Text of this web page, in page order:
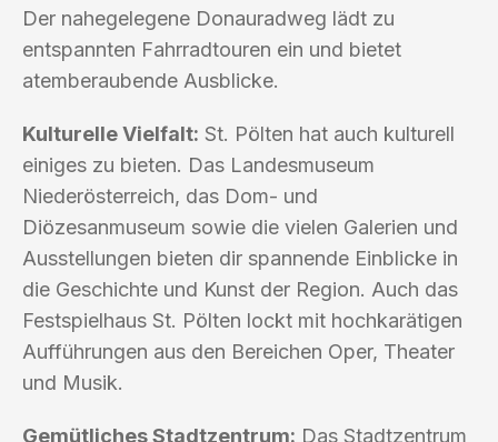
Der nahegelegene Donauradweg lädt zu
entspannten Fahrradtouren ein und bietet
atemberaubende Ausblicke.
Kulturelle Vielfalt: St. Pölten hat auch kulturell
einiges zu bieten. Das Landesmuseum
Niederösterreich, das Dom- und
Diözesanmuseum sowie die vielen Galerien und
Ausstellungen bieten dir spannende Einblicke in
die Geschichte und Kunst der Region. Auch das
Festspielhaus St. Pölten lockt mit hochkarätigen
Aufführungen aus den Bereichen Oper, Theater
und Musik.
Gemütliches Stadtzentrum: Das Stadtzentrum